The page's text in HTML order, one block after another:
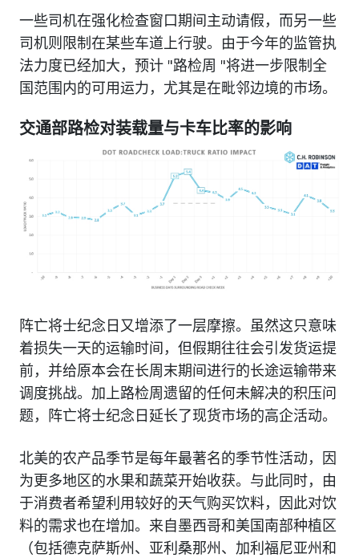
一些司机在强化检查窗口期间主动请假，而另一些
司机则限制在某些车道上行驶。由于今年的监管执
法力度已经加大，预计 "路检周 "将进一步限制全
国范围内的可用运力，尤其是在毗邻边境的市场。
交通部路检对装载量与卡车比率的影响
阵亡将士纪念日又增添了一层摩擦。虽然这只意味
着损失一天的运输时间，但假期往往会引发货运提
前，并给原本会在长周末期间进行的长途运输带来
调度挑战。加上路检周遗留的任何未解决的积压问
题，阵亡将士纪念日延长了现货市场的高企活动。
北美的农产品季节是每年最著名的季节性活动，因
为更多地区的水果和蔬菜开始收获。与此同时，由
于消费者希望利用较好的天气购买饮料，因此对饮
料的需求也在增加。来自墨西哥和美国南部种植区
（包括德克萨斯州、亚利桑那州、加利福尼亚州和